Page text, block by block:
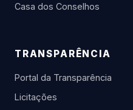
Casa dos Conselhos
TRANSPARÊNCIA
Portal da Transparência
Licitações